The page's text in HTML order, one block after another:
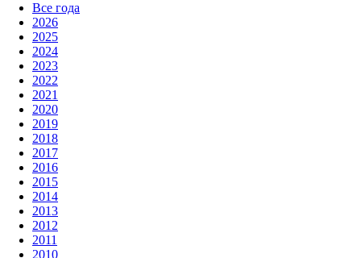
Все года
2026
2025
2024
2023
2022
2021
2020
2019
2018
2017
2016
2015
2014
2013
2012
2011
2010